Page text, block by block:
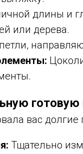
длины и
или дерева.
вас
Тщательно